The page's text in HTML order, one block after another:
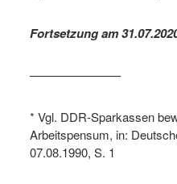
Fortsetzung am
———————–
* Vgl. DDR-Sparkassen
Arbeitspensum, in:
07.08.1990, S. 1